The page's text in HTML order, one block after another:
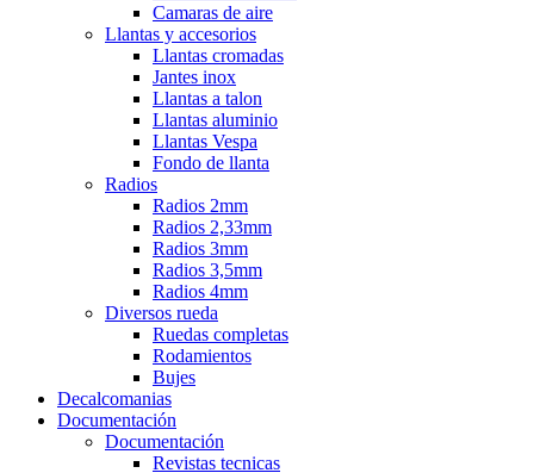
Camaras de aire
Llantas y accesorios
Llantas cromadas
Jantes inox
Llantas a talon
Llantas aluminio
Llantas Vespa
Fondo de llanta
Radios
Radios 2mm
Radios 2,33mm
Radios 3mm
Radios 3,5mm
Radios 4mm
Diversos rueda
Ruedas completas
Rodamientos
Bujes
Decalcomanias
Documentación
Documentación
Revistas tecnicas